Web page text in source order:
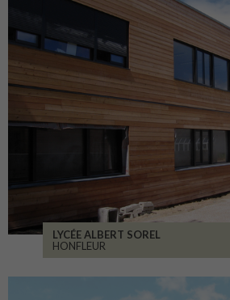
LYCÉE ALBERT SOREL
HONFLEUR